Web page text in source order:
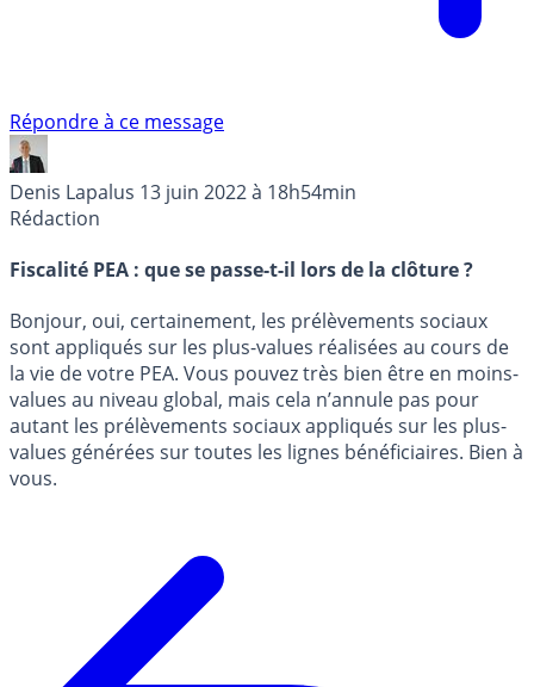
Répondre à ce message
Denis Lapalus 13 juin 2022 à 18h54min
Rédaction
Fiscalité PEA : que se passe-t-il lors de la clôture ?
Bonjour, oui, certainement, les prélèvements sociaux
sont appliqués sur les plus-values réalisées au cours de
la vie de votre PEA. Vous pouvez très bien être en moins-
values au niveau global, mais cela n’annule pas pour
autant les prélèvements sociaux appliqués sur les plus-
values générées sur toutes les lignes bénéficiaires. Bien à
vous.